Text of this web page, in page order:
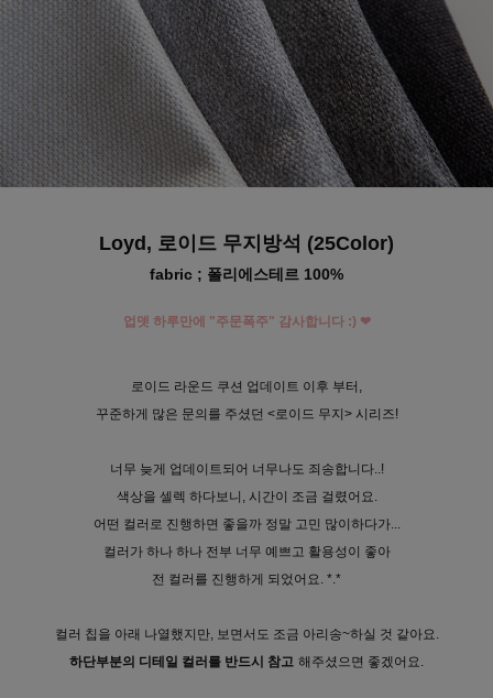
Loyd, 로이드 무지방석 (25Color)
fabric ; 폴리에스테르 100%
업뎃 하루만에 "주문폭주" 감사합니다 :) ❤
로이드 라운드 쿠션 업데이트 이후 부터,
꾸준하게 많은 문의를 주셨던 <로이드 무지> 시리즈!
너무 늦게 업데이트되어 너무나도 죄송합니다..!
색상을 셀렉 하다보니, 시간이 조금 걸렸어요.
어떤 컬러로 진행하면 좋을까 정말 고민 많이하다가...
컬러가 하나 하나 전부 너무 예쁘고 활용성이 좋아
전 컬러를 진행하게 되었어요. *.*
컬러 칩을 아래 나열했지만, 보면서도 조금 아리송~하실 것 같아요.
하단부분의 디테일 컬러를 반드시 참고 해주셨으면 좋겠어요.